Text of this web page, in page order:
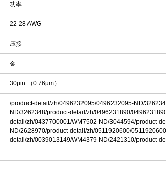
功率
22-28 AWG
压接
金
30µin （0.76µm）
/product-detail/zh/0496232095/0496232095-ND/
ND/3262348/product-detail/zh/0496231890/
detail/zh/0437700001/WM7502-ND/3044594/product-
ND/2628970/product-detail/zh/0511920600/
detail/zh/0039013149/WM4379-ND/2421310/product-